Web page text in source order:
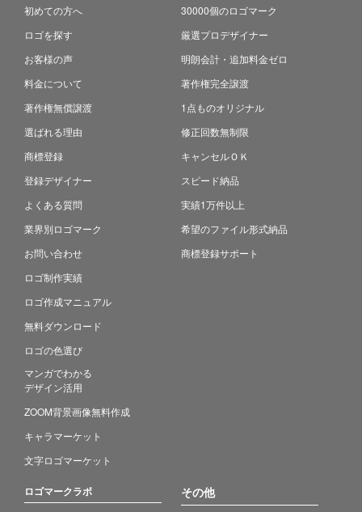
初めての方へ
ロゴを探す
お客様の声
料金について
著作権無償譲渡
選ばれる理由
商標登録
登録デザイナー
よくある質問
業界別ロゴマーク
お問い合わせ
ロゴ制作実績
ロゴ作成マニュアル
無料ダウンロード
ロゴの色選び
マンガでわかる
デザイン活用
ZOOM背景画像無料作成
キャラマーケット
文字ロゴマーケット
30000個のロゴマーク
厳選プロデザイナー
明朗会計・追加料金ゼロ
著作権完全譲渡
1点ものオリジナル
修正回数無制限
キャンセルＯＫ
スピード納品
実績1万件以上
希望のファイル形式納品
商標登録サポート
ロゴマークラボ その他